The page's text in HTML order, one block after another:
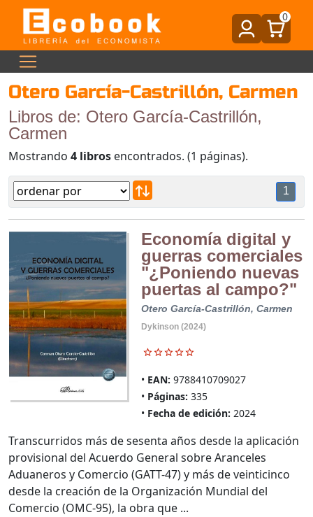
0
Otero García-Castrillón, Carmen
Libros de: Otero García-Castrillón,
Carmen
Mostrando 4 libros encontrados. (1 páginas).
1
Economía digital y
guerras comerciales
"¿Poniendo nuevas
puertas al campo?"
Otero García-Castrillón, Carmen
Dykinson (2024)
EAN: 9788410709027
Páginas: 335
Fecha de edición: 2024
Transcurridos más de sesenta años desde la aplicación
provisional del Acuerdo General sobre Aranceles
Aduaneros y Comercio (GATT-47) y más de veinticinco
desde la creación de la Organización Mundial del
Comercio (OMC-95), la obra que ...